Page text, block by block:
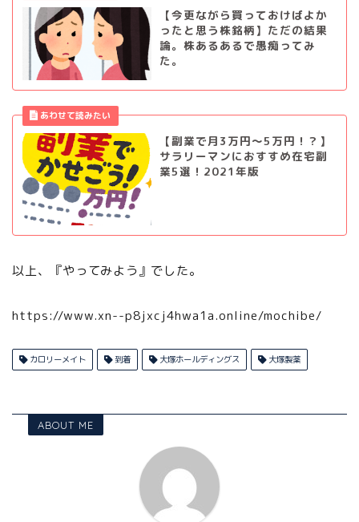
【今更ながら買っておけばよか
ったと思う株銘柄】ただの結果
論。株あるあるで愚痴ってみ
た。
【副業で月3万円～5万円！？】
サラリーマンにおすすめ在宅副
業5選！2021年版
以上、『やってみよう』でした。
https://www.xn--p8jxcj4hwa1a.online/mochibe/
カロリーメイト 到着 大塚ホールディングス 大塚製薬
ABOUT ME